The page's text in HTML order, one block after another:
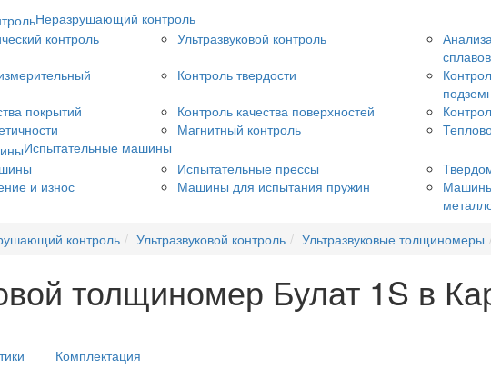
Неразрушающий контроль
контроль
Ультразвуковой контроль
сплавов
Контроль твердости
покрытий
Контроль качества поверхностей
Магнитный контроль
Испытательные машины
Испытательные прессы
и износ
Машины для испытания пружин
контроль Ультразвуковой контроль Ультразвуковые толщиномеры
толщиномер Булат 1S в
Комплектация